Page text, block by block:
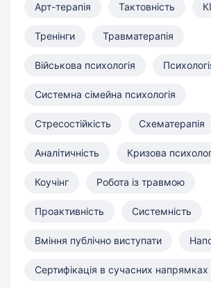
Арт-терапія Тактовність
Тренінги Травматерапія
Військова психологія
Системна сімейна психологія
Стресостійкість Схематерапія
Аналітичність Кризова
Коучінг Робота із травмою
Проактивність Системність
Вміння публічно виступати
Сертифікація в сучасних напрямках